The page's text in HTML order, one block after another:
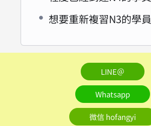
想要重新複習N3的學員
LINE＠
Whatsapp
微信 hofangyi